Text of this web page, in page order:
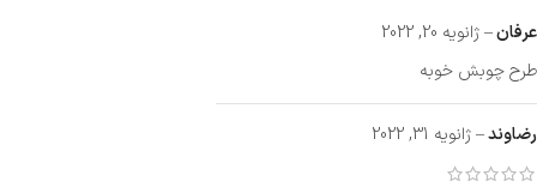
عرفان–ژانویه 20, 2022
طرح چوبش خوبه
رضاوند–ژانویه 31, 2022